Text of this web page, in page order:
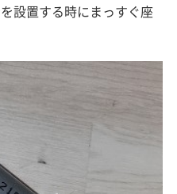
設置する時にまっすぐ座